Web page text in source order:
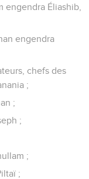
engendra Éliashib,
engendra
chefs des
;
;
;
;
;